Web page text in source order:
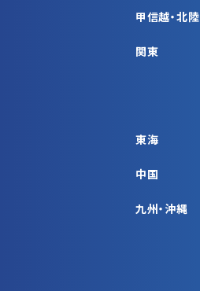
甲信越・北陸
関東
東海
中国
九州・沖縄